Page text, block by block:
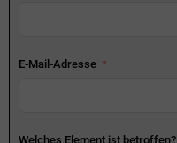
E-Mail-Adresse
Welches Element ist betroffen?